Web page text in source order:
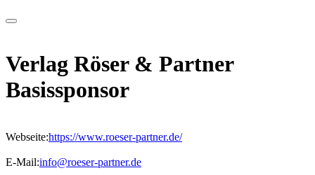
Verlag Röser & Partner
Basissponsor
Webseite:https://www.roeser-partner.de/
E-Mail:info@roeser-partner.de